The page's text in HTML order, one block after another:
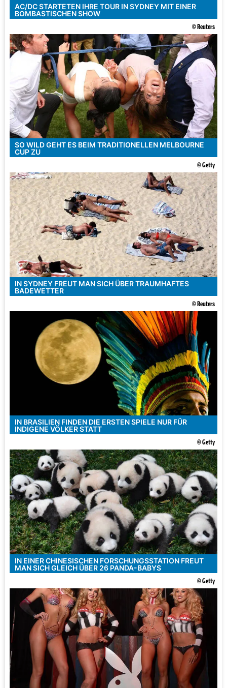
AC/DC STARTETEN IHRE TOUR IN SYDNEY MIT EINER
BOMBASTISCHEN SHOW
© Reuters
SO WILD GEHT ES BEIM TRADITIONELLEN MELBOURNE
CUP ZU
© Getty
IN SYDNEY FREUT MAN SICH ÜBER TRAUMHAFTES
BADEWETTER
© Reuters
IN BRASILIEN FINDEN DIE ERSTEN SPIELE NUR FÜR
INDIGENE VÖLKER STATT
© Getty
IN EINER CHINESISCHEN FORSCHUNGSSTATION FREUT
MAN SICH GLEICH ÜBER 26 PANDA-BABYS
© Getty